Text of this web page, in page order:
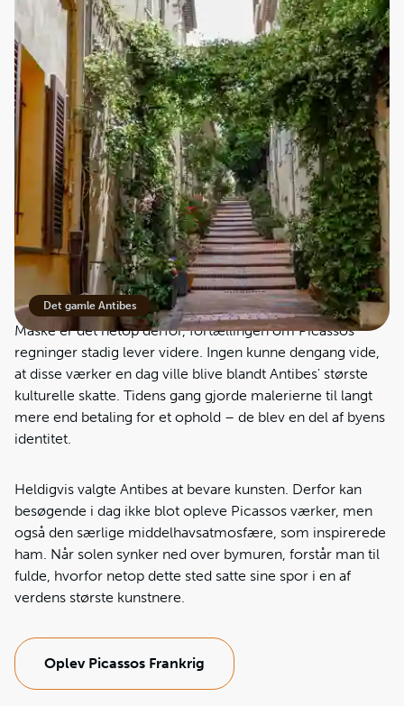
Det gamle Antibes
Et godt bytte
Han arbejdede intensivt i Château Grimaldi med udsigt
over havet. Han fandt en kreativ energi, som resulterede i
nogle af periodens mest farverige og livsbekræftende
værker, inspireret af lyset, bølgerne og livet på Den
Franske Riviera.
Da tiden i Antibes var forbi, efterlod Picasso 23 malerier
og 44 tegninger til byen. Disse værker blev senere kernen
i det museum, der i dag bærer hans navn og fortsat
tiltrækker kunstelskere fra hele verden.
Måske er det netop derfor, fortællingen om Picassos
regninger stadig lever videre. Ingen kunne dengang vide,
at disse værker en dag ville blive blandt Antibes' største
kulturelle skatte. Tidens gang gjorde malerierne til langt
mere end betaling for et ophold – de blev en del af byens
identitet.
Heldigvis valgte Antibes at bevare kunsten. Derfor kan
besøgende i dag ikke blot opleve Picassos værker, men
også den særlige middelhavsatmosfære, som inspirerede
ham. Når solen synker ned over bymuren, forstår man til
fulde, hvorfor netop dette sted satte sine spor i en af
verdens største kunstnere.
Oplev Picassos Frankrig